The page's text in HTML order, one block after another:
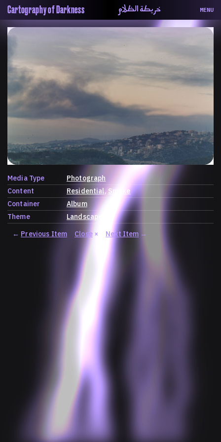
Cartography of Darkness خريطة الظلام MENU
About
ماهيتنا
Periodical
Repository
Contributors
المساهمين
Colophon
التختيم
Media Type
Photograph
Content
Residential Smoke
Container
Album
Theme
Landscape
← Previous Item Close× Next Item →